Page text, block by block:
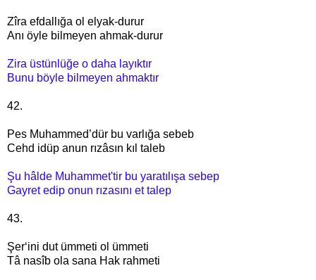
Zîra efdallığa ol elyak-durur
Anı öyle bilmeyen ahmak-durur
Zira üstünlüğe o daha layıktır
Bunu böyle bilmeyen ahmaktır
42.
Pes Muhammed’dür bu varlığa sebeb
Cehd idüp anun rızâsın kıl taleb
Şu hâlde Muhammet'tir bu yaratılışa sebep
Gayret edip onun rızasını et talep
43.
Şer‘ini dut ümmeti ol ümmeti
Tâ nasîb ola sana Hak rahmeti